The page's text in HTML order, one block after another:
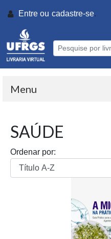
Entre ou cadastre-se.
Menu
SAÚDE
Ordenar por: